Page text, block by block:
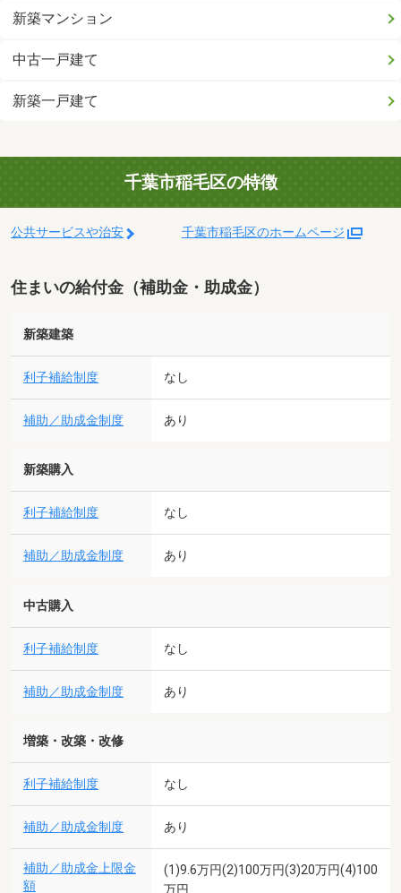
新築マンション
中古一戸建て
新築一戸建て
千葉市稲毛区の特徴
公共サービスや治安 千葉市稲毛区のホームページ
住まいの給付金（補助金・助成金）
新築建築
利子補給制度 なし
補助／助成金制度 あり
新築購入
利子補給制度 なし
補助／助成金制度 あり
中古購入
利子補給制度 なし
補助／助成金制度 あり
増築・改築・改修
利子補給制度 なし
補助／助成金制度 あり
補助／助成金上限金
額
(1)9.6万円(2)100万円(3)20万円(4)100
万円